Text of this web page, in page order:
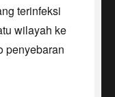
terinfeksi
wilayah ke
penyebaran